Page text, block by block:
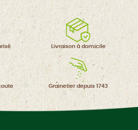
Livraison à domicile
Grainetierdepuis 1743